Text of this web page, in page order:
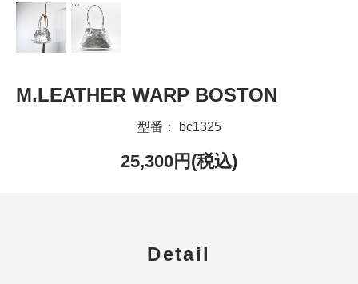
M.LEATHER WARP BOSTON
型番： bc1325
25,300円(税込)
Detail